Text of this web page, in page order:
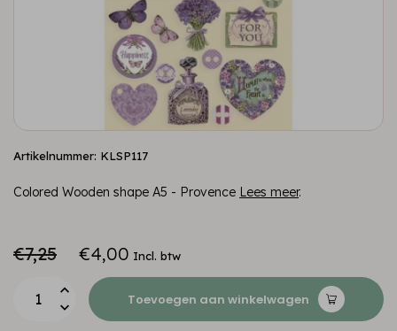
Artikelnummer: KLSP117
Colored Wooden shape A5 - Provence Lees meer.
€7,25 €4,00 Incl. btw
Toevoegen aan winkelwagen